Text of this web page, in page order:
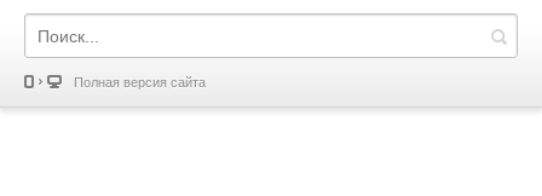
Полная версия сайта